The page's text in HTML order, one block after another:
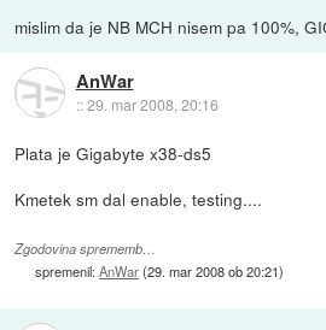
mislim da je NB MCH nisem pa 100%,
AnWar
::29. mar 2008, 20:16
Plata je Gigabyte x38-ds5
Kmetek sm dal enable, testing....
Zgodovina sprememb…
spremenil:AnWar(29. mar 2008 ob 20:21)